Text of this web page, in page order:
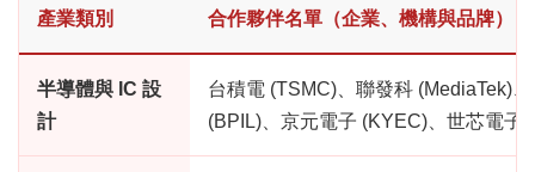
產業類別 合作夥伴名單（企業、機構與品牌）
半導體與 IC 設
計
台積電 (TSMC)、聯發科 (MediaTek)
(BPIL)、京元電子 (KYEC)、世芯電子